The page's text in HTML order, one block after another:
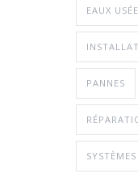
EAUX
PANNES